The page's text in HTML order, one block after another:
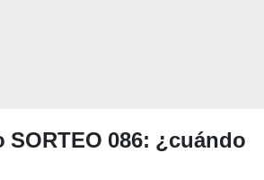
SORTEO 086: ¿cuándo